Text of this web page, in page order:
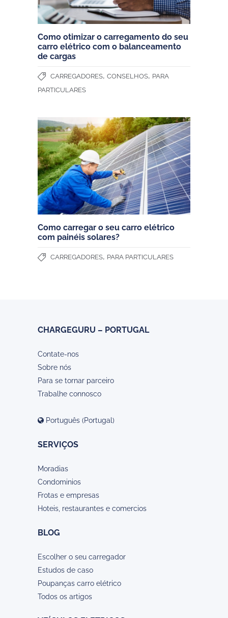
Como otimizar o carregamento do seu
carro elétrico com o balanceamento
de cargas
CARREGADORES, CONSELHOS, PARA
PARTICULARES
Como carregar o seu carro elétrico
com painéis solares?
CARREGADORES, PARA PARTICULARES
CHARGEGURU – PORTUGAL
Contate-nos
Sobre nós
Para se tornar parceiro
Trabalhe connosco
Português (Portugal)
SERVIÇOS
Moradias
Condominios
Frotas e empresas
Hoteis, restaurantes e comercios
BLOG
Escolher o seu carregador
Estudos de caso
Poupanças carro elétrico
Todos os artigos